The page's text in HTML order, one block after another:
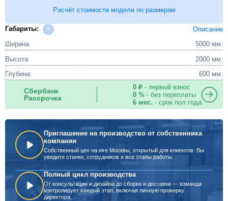
Расчёт стоимости модели по размерам
Габариты:
Описание
Ширина
5000 мм.
Высота
2000 мм.
Глубина
600 мм.
Сбербанк
Рассрочка
0 ₽- первый взнос
0 %- без переплаты
6 мес. - срок пол года
Приглашение на производство от собственника
компании
Собственный цех на юге Москвы, открытый для клиентов. Вы
увидите станки, сотрудников и все этапы работы.
Полный цикл производства
От консультации и дизайна до сборки и доставки — команда
контролирует каждый этап, включая личную проверку
директора.